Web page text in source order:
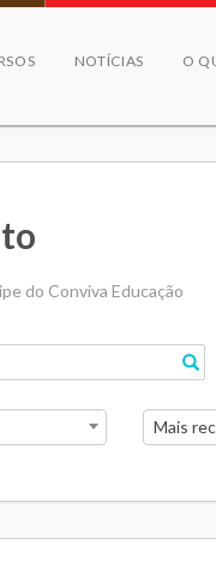
NOTÍCIAS O
do Conviva Educação
Mais